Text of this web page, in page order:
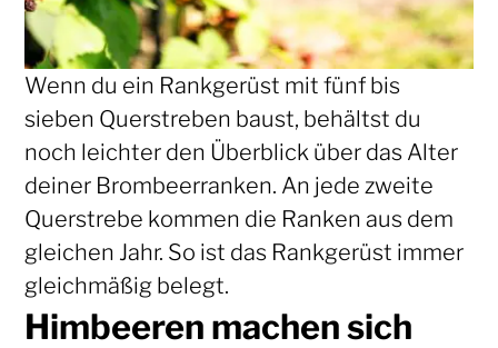
Wenn du ein Rankgerüst mit fünf bis
sieben Querstreben baust, behältst du
noch leichter den Überblick über das Alter
deiner Brombeerranken. An jede zweite
Querstrebe kommen die Ranken aus dem
gleichen Jahr. So ist das Rankgerüst immer
gleichmäßig belegt.
Himbeeren machen sich